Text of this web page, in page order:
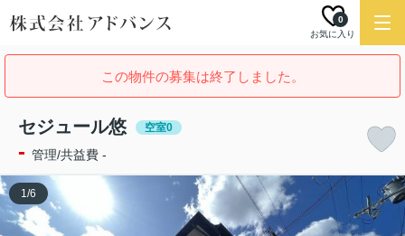
お気に入り
0
この物件の募集は終了しました。
セジュール悠 空室0
- 管理/共益費 -
1/6